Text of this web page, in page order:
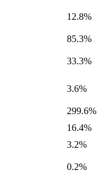
12.8%
85.3%
33.3%
3.6%
299.6%
16.4%
3.2%
0.2%